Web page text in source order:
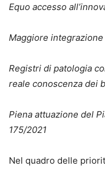
Equo accesso
Maggiore
Registri di patologia
reale conoscenza dei
Piena attuazione del
175/2021
Nel quadro delle